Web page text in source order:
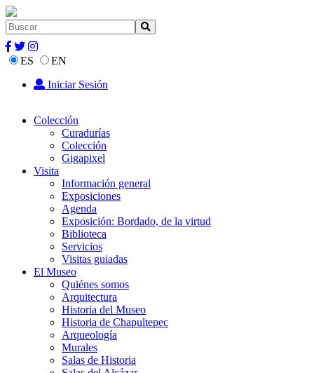
ES
EN
Iniciar Sesión
Colección
Curadurías
Colección
Gigapixel
Visita
Información general
Exposiciones
Agenda
Exposición: Bordado, de la virtud
Biblioteca
Servicios
Visitas guiadas
El Museo
Quiénes somos
Arquitectura
Historia del Museo
Historia de Chapultepec
Arqueología
Murales
Salas de Historia